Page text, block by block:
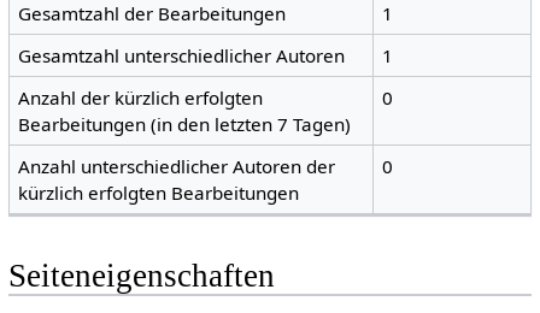
Gesamtzahl der Bearbeitungen
1
Gesamtzahl unterschiedlicher Autoren
1
Anzahl der kürzlich erfolgten
Bearbeitungen (in den letzten 7 Tagen)
0
Anzahl unterschiedlicher Autoren der
kürzlich erfolgten Bearbeitungen
0
Seiteneigenschaften